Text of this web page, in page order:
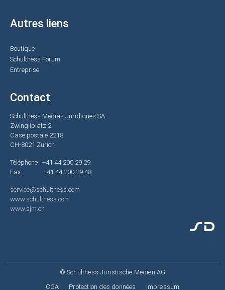
Autres liens
Boutique
Schulthess Forum
Entreprise
Contact
Schulthess Médias Juridiques SA
Zwingliplatz 2
Case postale 2218
CH-8021 Zurich
Téléphone : +41 44 200 29 29
Fax : +41 44 200 29 48
service@schulthess.com
www.schulthess.com
www.sjm.ch
© Schulthess Juristische Medien AG
CGA Protection des données Impressum